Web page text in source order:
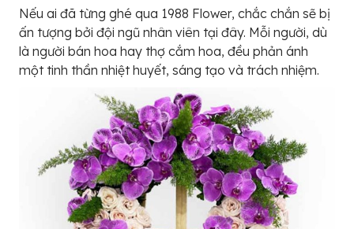
Nếu ai đã từng ghé qua 1988 Flower, chắc chắn sẽ bị
ấn tượng bởi đội ngũ nhân viên tại đây. Mỗi người, dù
là người bán hoa hay thợ cắm hoa, đều phản ánh
một tinh thần nhiệt huyết, sáng tạo và trách nhiệm.